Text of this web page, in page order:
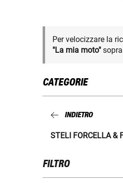
Per velocizzare la
"La mia moto"
CATEGORIE
INDIETRO
STELI FORCELLA &
FILTRO